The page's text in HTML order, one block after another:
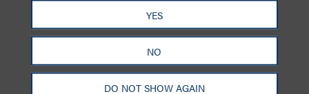
YES
NO
DO NOT SHOW AGAIN
Kelly J. Cooksey